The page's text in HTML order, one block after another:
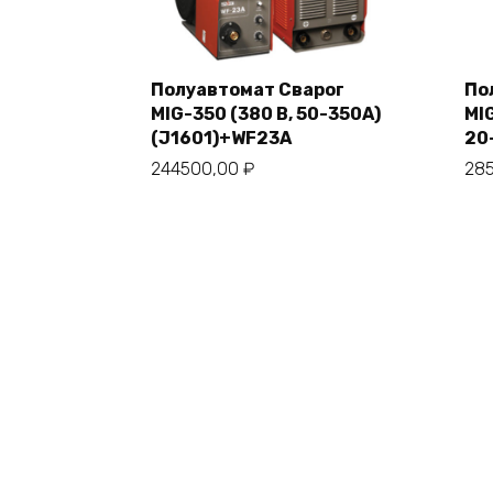
В корзину
Полуавтомат Сварог
MIG-350 (380 В, 50-350А)
(J1601)+WF23A
244500,00 ₽